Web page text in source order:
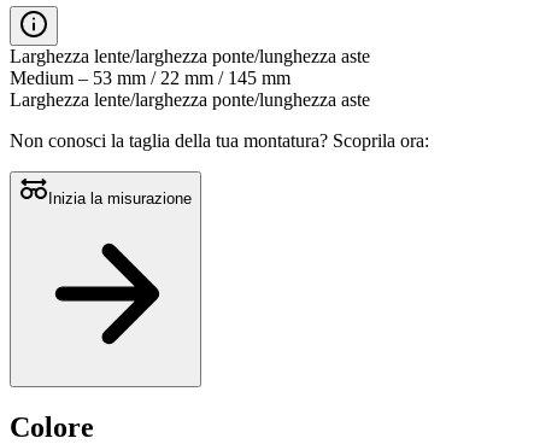
0.0
su
5.
Leggi
0
recensioni
link
pagina.
Larghezza lente/larghezza ponte/lunghezza aste
Medium – 53 mm / 22 mm / 145 mm
Larghezza lente/larghezza ponte/lunghezza aste
Non conosci la taglia della tua montatura? Scoprila ora:
Inizia la misurazione
Colore